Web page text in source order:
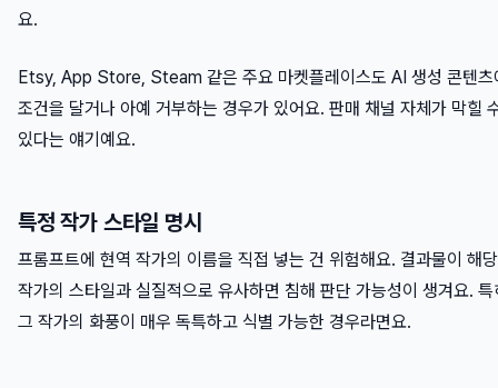
요.
Etsy, App Store, Steam 같은 주요 마켓플레이스도 AI 생성 콘텐츠
조건을 달거나 아예 거부하는 경우가 있어요. 판매 채널 자체가 막힐
있다는 얘기예요.
특정 작가 스타일 명시
프롬프트에 현역 작가의 이름을 직접 넣는 건 위험해요. 결과물이 해당
작가의 스타일과 실질적으로 유사하면 침해 판단 가능성이 생겨요. 특
그 작가의 화풍이 매우 독특하고 식별 가능한 경우라면요.